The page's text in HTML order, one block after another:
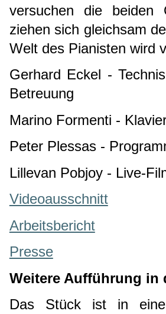
versuchen die beiden
ziehen sich gleichsam
Welt des Pianisten wird
Gerhard Eckel -
Betreuung
Marino Formenti -
Peter Plessas -
Lillevan Pobjoy - Live-
Videoausschnitt
Arbeitsbericht
Presse
Weitere Aufführung in
Das Stück ist in